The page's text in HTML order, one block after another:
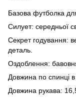
Базова футболка
Силует: середньої
Секрет годування:
деталь.
Оздоблення:
Довжина по спинці
Довжина рукава: